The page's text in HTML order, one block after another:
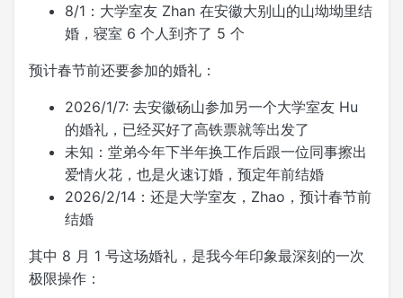
8/1：大学室友 Zhan 在安徽大别山的山坳坳里结
婚，寝室 6 个人到齐了 5 个
预计春节前还要参加的婚礼：
2026/1/7: 去安徽砀山参加另一个大学室友 Hu
的婚礼，已经买好了高铁票就等出发了
未知：堂弟今年下半年换工作后跟一位同事擦出
爱情火花，也是火速订婚，预定年前结婚
2026/2/14：还是大学室友，Zhao，预计春节前
结婚
其中 8 月 1 号这场婚礼，是我今年印象最深刻的一次
极限操作：